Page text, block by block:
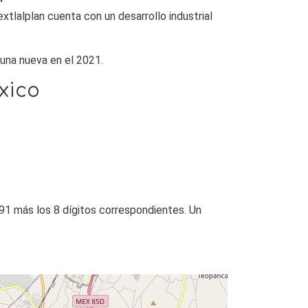
cuenta con un desarrollo industrial
nueva en el 2021.
más los 8 dígitos correspondientes. Un